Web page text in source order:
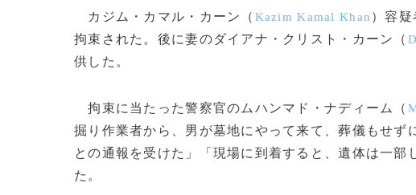
カジム・カマル・カーン（ Kazim Kamal Khan ）容
拘束された。後に妻のダイアナ・クリスト・カーン（
供した。
拘束に当たった警察官のムハンマド・ナディーム（
掘り作業者から、男が墓地にやって来て、葬儀もせ
との通報を受けた」「現場に到着すると、遺体は一
た。